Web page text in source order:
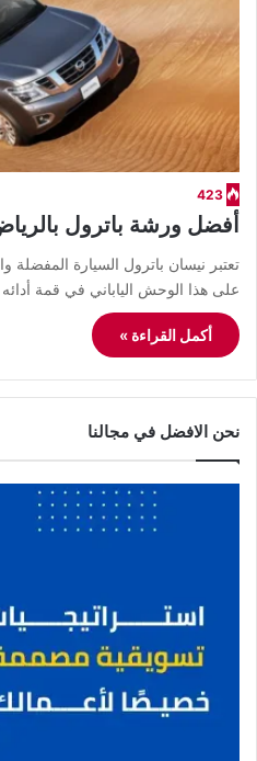
423
أفضل ورشة باترول
​تعتبر نيسان باترول السيارة المفضلة
على هذا الوحش الياباني في قمة
أكمل القراءة »
نحن الافضل في مجالنا